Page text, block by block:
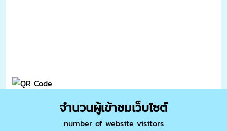
จำนวนผู้เข้าชมเว็บไซต์
number of website visitors